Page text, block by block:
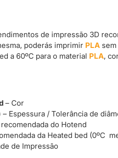
de impressão 3D
poderás imprimir PLA
a 60ºC para o material PLA,
– Cor
– Espessura / Tolerância de
do Hotend
da Heated bed (0ºC
de Impressão